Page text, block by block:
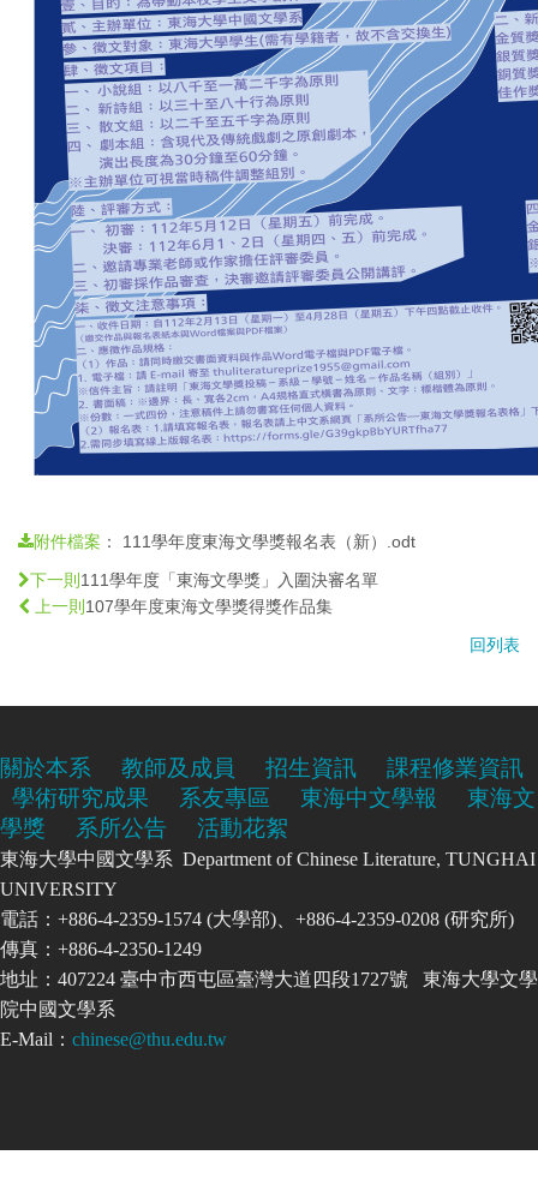
附件檔案 ： 111學年度東海文學獎報名表（新）.odt
下一則 111學年度「東海文學獎」入圍決審名單
上一則 107學年度東海文學獎得獎作品集
回列表
關於本系 教師及成員 招生資訊
課程修業資訊
學術研究成果
系友專區 東海中文學報
東海文
學獎
系所公告 活動花絮
東海大學中國文學系 Department of Chinese Literature, TUNGHAI
UNIVERSITY
電話：+886-4-2359-1574 (大學部)、+886-4-2359-0208 (研究所)
傳真：+886-4-2350-1249
地址：407224 臺中市西屯區臺灣大道四段1727號 東海大學文學
院中國文學系
E-Mail： chinese@thu.edu.tw